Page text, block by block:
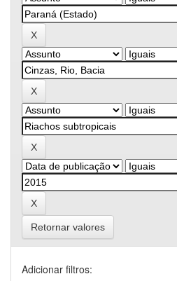
Retornar valores
Adicionar filtros: